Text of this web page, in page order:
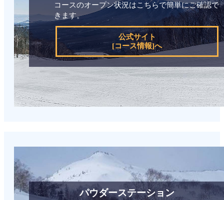
コースのオープン状況はこちらで簡単にご確認で
きます。
公式サイト
[コース情報]へ
パウダーステーション